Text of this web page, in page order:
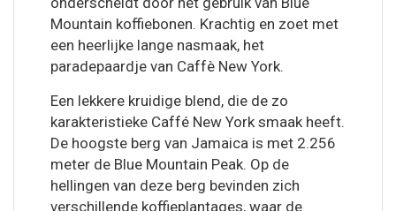
Mountain koffiebonen. Krachtig en zoet met
een heerlijke lange nasmaak, het
paradepaardje van Caffè New York.
Een lekkere kruidige blend, die de zo
karakteristieke Caffé New York smaak heeft.
De hoogste berg van Jamaica is met 2.256
meter de Blue Mountain Peak. Op de
hellingen van deze berg bevinden zich
verschillende koffieplantages, waar de